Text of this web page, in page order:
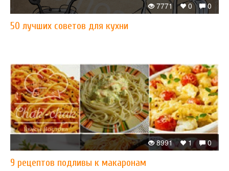
0
0
7771
50 лучших советов для кухни
0
1
8991
​9 рецептов подливы к макаронам